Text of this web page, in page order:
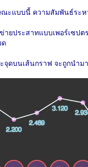
ะแบบนี้ ความสัมพันธ์ระห
ายประสาทแบบเพอร์เซป
ดบนเส้นกราฟ จะถูกนำม